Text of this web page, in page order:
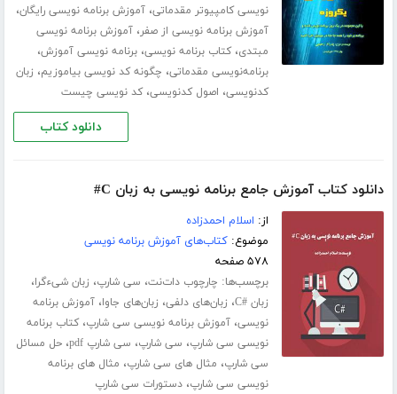
نویسی کامپیوتر مقدماتی،آموزش برنامه نویسی رایگان،
آموزش برنامه نویسی از صفر،آموزش برنامه نویسی
مبتدی،کتاب برنامه نویسی،برنامه نویسی آموزش،
برنامه‌نویسی مقدماتی، چگونه کد نویسی بیاموزیم، زبان
کدنویسی، اصول کدنویسی،کد نویسی چیست
دانلود کتاب
دانلود کتاب آموزش جامع برنامه نویسی به زبان C#
از: اسلام احمدزاده
موضوع:کتاب‌های آموزش برنامه نویسی
۵۷۸ صفحه
برچسب‌ها: چارچوب دات‌نت، سی شارپ، زبان شیءگرا،
زبان #C ، زبان‌های دلفی، زبان‌های جاوا،آموزش برنامه
نویسی،آموزش برنامه نویسی سی شارپ،کتاب برنامه
نویسی سی شارپ، سی شارپ، سی شارپ pdf ،حل مسائل
سی شارپ، مثال های سی شارپ، مثال های برنامه
نویسی سی شارپ،دستورات سی شارپ